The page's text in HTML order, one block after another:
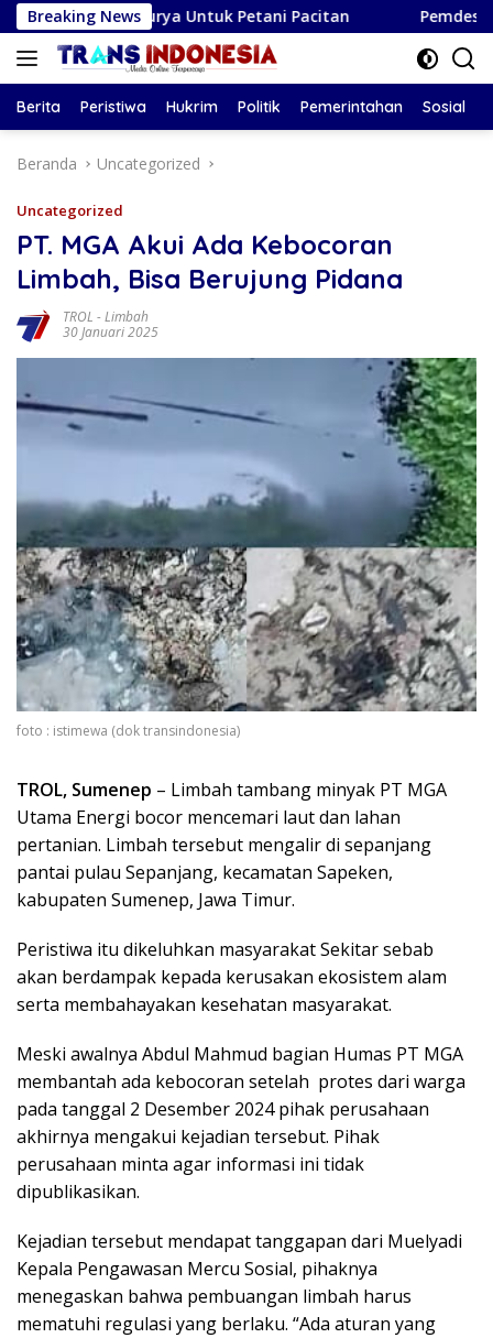
Langsung
ke
konten
Breaking News
Surya Untuk Petani Pacitan Pemdes Kendalbulur
Berita Peristiwa Hukrim Politik Pemerintahan Sosial
Beranda Uncategorized
Uncategorized
PT. MGA Akui Ada Kebocoran
Limbah, Bisa Berujung Pidana
TROL -Limbah
30 Januari 2025
foto : istimewa (dok transindonesia)
TROL, Sumenep – Limbah tambang minyak PT MGA
Utama Energi bocor mencemari laut dan lahan
pertanian. Limbah tersebut mengalir di sepanjang
pantai pulau Sepanjang, kecamatan Sapeken,
kabupaten Sumenep, Jawa Timur.
Peristiwa itu dikeluhkan masyarakat Sekitar sebab
akan berdampak kepada kerusakan ekosistem alam
serta membahayakan kesehatan masyarakat.
Meski awalnya Abdul Mahmud bagian Humas PT MGA
membantah ada kebocoran setelah protes dari warga
pada tanggal 2 Desember 2024 pihak perusahaan
akhirnya mengakui kejadian tersebut. Pihak
perusahaan minta agar informasi ini tidak
dipublikasikan.
Kejadian tersebut mendapat tanggapan dari Muelyadi
Kepala Pengawasan Mercu Sosial, pihaknya
menegaskan bahwa pembuangan limbah harus
mematuhi regulasi yang berlaku. “Ada aturan yang